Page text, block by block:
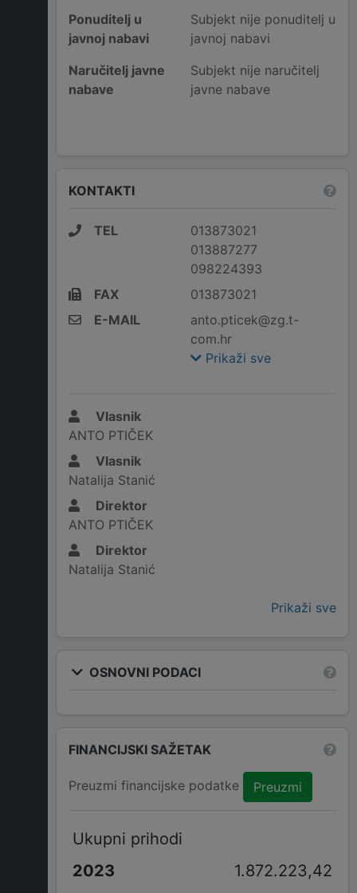
Ponuditelj u
javnoj nabavi
Subjekt nije ponuditelj u
javnoj nabavi
Naručitelj javne
nabave
Subjekt nije naručitelj
javne nabave
KONTAKTI
TEL
013873021
013887277
098224393
FAX
013873021
E-MAIL
anto.pticek@zg.t-
com.hr
Prikaži sve
Vlasnik
ANTO PTIČEK
Vlasnik
Natalija Stanić
Direktor
ANTO PTIČEK
Direktor
Natalija Stanić
Prikaži sve
OSNOVNI PODACI
FINANCIJSKI SAŽETAK
Preuzmi financijske podatke Preuzmi
Ukupni prihodi
1.872.223,42